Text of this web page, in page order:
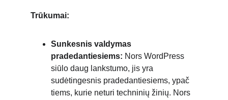
Trūkumai:
Sunkesnis valdymas
pradedantiesiems: Nors WordPress
siūlo daug lankstumo, jis yra
sudėtingesnis pradedantiesiems, ypač
tiems, kurie neturi techninių žinių. Nors